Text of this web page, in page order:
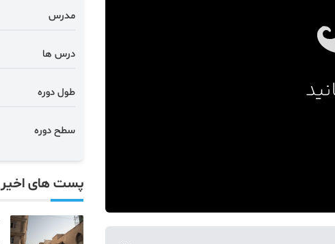
مدرس
درس ها
طول دوره
سطح دوره
پست های اخیر